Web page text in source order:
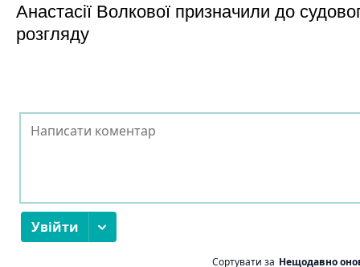
Анастасії Волкової призначили до
розгляду